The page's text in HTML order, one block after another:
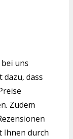
uns
dass
Zudem
Ihnen durch